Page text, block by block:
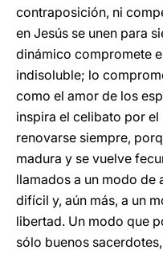
contraposición, ni
en Jesús se unen para
dinámico compromete
indisoluble; lo
como el amor de los
inspira el celibato por
renovarse siempre,
madura y se vuelve
llamados a un modo
difícil y, aún más, a un
libertad. Un modo que
sólo buenos